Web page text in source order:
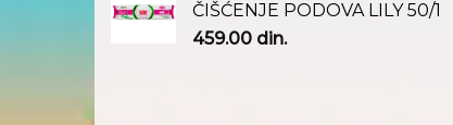
ČIŠĆENJE PODOVA LILY 50/1
459.00 din.